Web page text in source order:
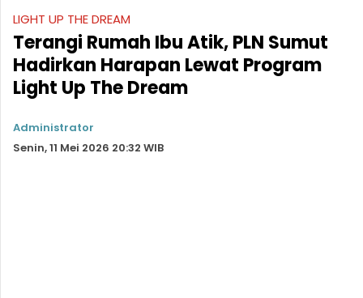
LIGHT UP THE DREAM
Terangi Rumah Ibu Atik, PLN Sumut
Hadirkan Harapan Lewat Program
Light Up The Dream
Administrator
Senin, 11 Mei 2026 20:32 WIB